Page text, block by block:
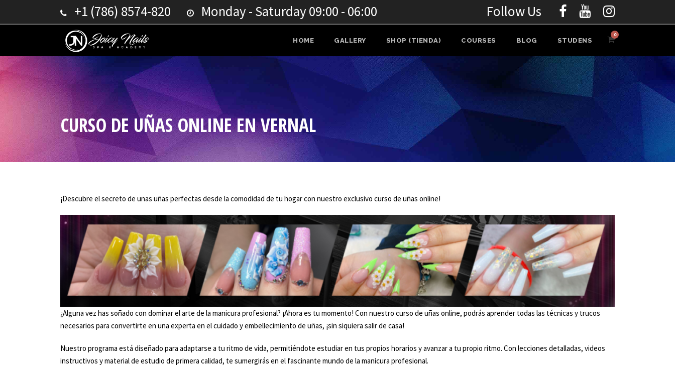
+1 (786) 8574-820 Monday - Saturday 09:00 - 06:00 Follow Us
HOME GALLERY SHOP (TIENDA) COURSES BLOG STUDENS
0
CURSO DE UÑAS ONLINE EN VERNAL
¡Descubre el secreto de unas uñas perfectas desde la comodidad de tu hogar con nuestro exclusivo curso de uñas online!
¿Alguna vez has soñado con dominar el arte de la manicura profesional? ¡Ahora es tu momento! Con nuestro curso de uñas online, podrás aprender todas las técnicas y trucos
necesarios para convertirte en una experta en el cuidado y embellecimiento de uñas, ¡sin siquiera salir de casa!
Nuestro programa está diseñado para adaptarse a tu ritmo de vida, permitiéndote estudiar en tus propios horarios y avanzar a tu propio ritmo. Con lecciones detalladas, videos
instructivos y material de estudio de primera calidad, te sumergirás en el fascinante mundo de la manicura profesional.